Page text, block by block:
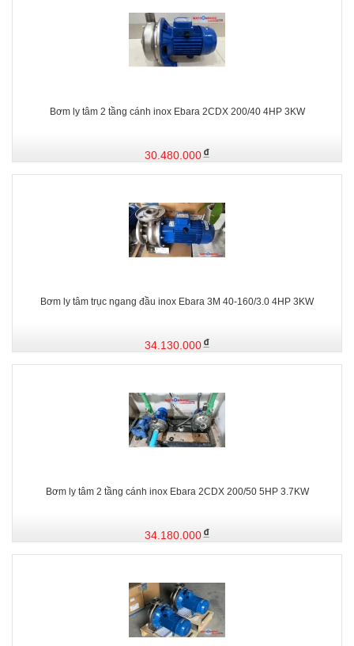
Bơm ly tâm 2 tầng cánh inox Ebara 2CDX 200/40 4HP 3KW
30.480.000
Bơm ly tâm trục ngang đầu inox Ebara 3M 40-160/3.0 4HP 3KW
34.130.000
Bơm ly tâm 2 tầng cánh inox Ebara 2CDX 200/50 5HP 3.7KW
34.180.000